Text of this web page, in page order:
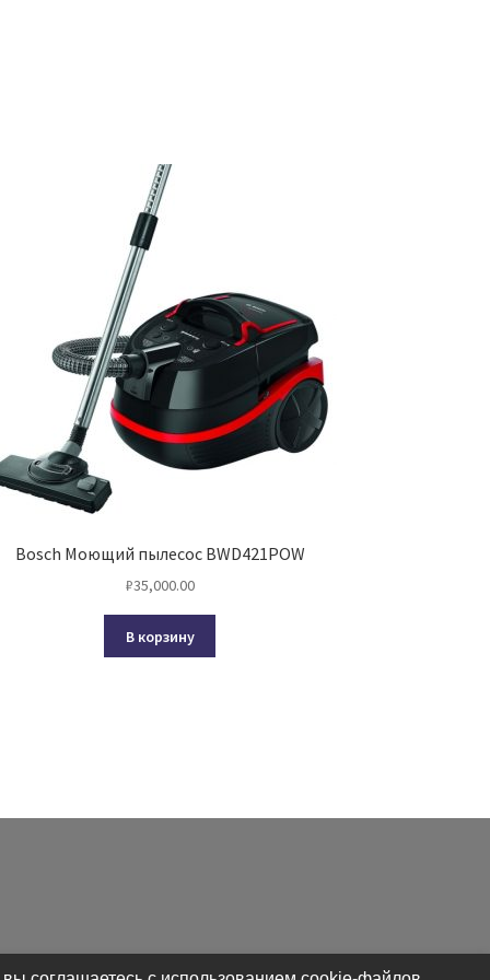
Bosch Моющий пылесос BWD421POW
₽35,000.00
В корзину